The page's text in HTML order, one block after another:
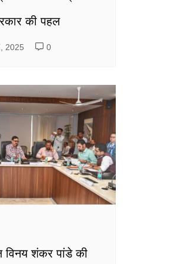
की पहल
2025 0
शंकर पांडे की